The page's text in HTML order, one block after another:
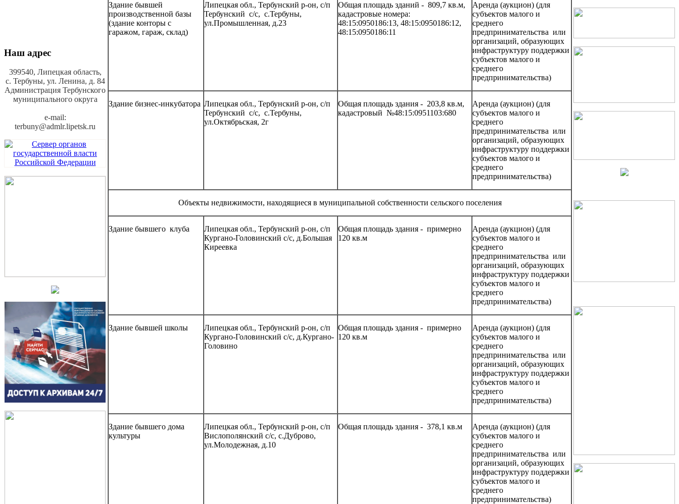
Наш адрес
399540, Липецкая область,
с. Тербуны, ул. Ленина, д. 84
Администрация Тербунского
муниципального округа
e-mail:
terbuny@admlr.lipetsk.ru
Здание бывшей
производственной базы
(здание конторы с
гаражом, гараж, склад)
Липецкая обл., Тербунский р-он, с/п
Тербунский с/с, с.Тербуны,
ул.Промышленная, д.23
Общая площадь зданий - 809,7 кв.м,
кадастровые номера:
48:15:0950186:13, 48:15:0950186:12,
48:15:0950186:11
Аренда (аукцион) (для
субъектов малого и
среднего
предпринимательства или
организаций, образующих
инфраструктуру поддержки
субъектов малого и
среднего
предпринимательства)
Здание бизнес-инкубатора Липецкая обл., Тербунский р-он, с/п
Тербунский с/с, с.Тербуны,
ул.Октябрьская, 2г
Общая площадь здания - 203,8 кв.м,
кадастровый №48:15:0951103:680
Аренда (аукцион) (для
субъектов малого и
среднего
предпринимательства или
организаций, образующих
инфраструктуру поддержки
субъектов малого и
среднего
предпринимательства)
Объекты недвижимости, находящиеся в муниципальной собственности сельского поселения
Здание бывшего клуба
Липецкая обл., Тербунский р-он, с/п
Кургано-Головинский с/с, д.Большая
Киреевка
Общая площадь здания - примерно
120 кв.м
Аренда (аукцион) (для
субъектов малого и
среднего
предпринимательства или
организаций, образующих
инфраструктуру поддержки
субъектов малого и
среднего
предпринимательства)
Здание бывшей школы
Липецкая обл., Тербунский р-он, с/п
Кургано-Головинский с/с, д.Кургано-
Головино
Общая площадь здания - примерно
120 кв.м
Аренда (аукцион) (для
субъектов малого и
среднего
предпринимательства или
организаций, образующих
инфраструктуру поддержки
субъектов малого и
среднего
предпринимательства)
Здание бывшего дома
культуры
Липецкая обл., Тербунский р-он, с/п
Вислополянский с/с, с.Дуброво,
ул.Молодежная, д.10
Общая площадь здания - 378,1 кв.м
Аренда (аукцион) (для
субъектов малого и
среднего
предпринимательства или
организаций, образующих
инфраструктуру поддержки
субъектов малого и
среднего
предпринимательства)